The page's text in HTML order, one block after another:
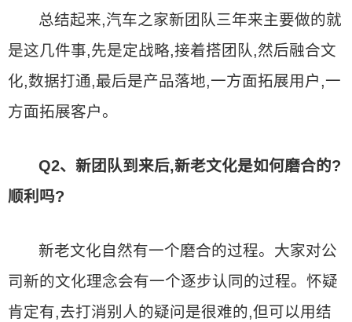
总结起来,汽车之家新团队三年来主要做的就
是这几件事,先是定战略,接着搭团队,然后融合文
化,数据打通,最后是产品落地,一方面拓展用户,一
方面拓展客户。
Q2、新团队到来后,新老文化是如何磨合的?
顺利吗?
新老文化自然有一个磨合的过程。大家对公
司新的文化理念会有一个逐步认同的过程。怀疑
肯定有,去打消别人的疑问是很难的,但可以用结